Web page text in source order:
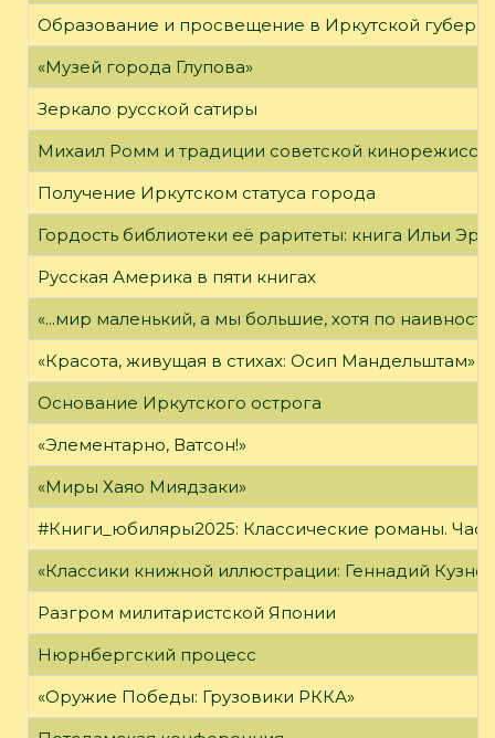
Образование и просвещение в Иркутской
«Музей города Глупова»
Зеркало русской сатиры
Михаил Ромм и традиции советской
Получение Иркутском статуса города
Гордость библиотеки её раритеты: книга Ильи
Русская Америка в пяти книгах
«...мир маленький, а мы большие, хотя по
«Красота, живущая в стихах: Осип Мандельштам»
Основание Иркутского острога
«Элементарно, Ватсон!»
«Миры Хаяо Миядзаки»
#Книги_юбиляры2025: Классические романы.
«Классики книжной иллюстрации: Геннадий
Разгром милитаристской Японии
Нюрнбергский процесс
«Оружие Победы: Грузовики РККА»